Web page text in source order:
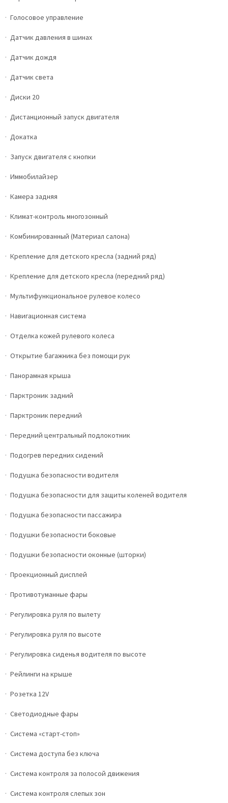
Голосовое управление
Датчик давления в шинах
Датчик дождя
Датчик света
Диски 20
Дистанционный запуск двигателя
Докатка
Запуск двигателя с кнопки
Иммобилайзер
Камера задняя
Климат-контроль многозонный
Комбинированный (Материал салона)
Крепление для детского кресла (задний ряд)
Крепление для детского кресла (передний ряд)
Мультифункциональное рулевое колесо
Навигационная система
Отделка кожей рулевого колеса
Открытие багажника без помощи рук
Панорамная крыша
Парктроник задний
Парктроник передний
Передний центральный подлокотник
Подогрев передних сидений
Подушка безопасности водителя
Подушка безопасности для защиты коленей водителя
Подушка безопасности пассажира
Подушки безопасности боковые
Подушки безопасности оконные (шторки)
Проекционный дисплей
Противотуманные фары
Регулировка руля по вылету
Регулировка руля по высоте
Регулировка сиденья водителя по высоте
Рейлинги на крыше
Розетка 12V
Светодиодные фары
Система «старт-стоп»
Система доступа без ключа
Система контроля за полосой движения
Система контроля слепых зон